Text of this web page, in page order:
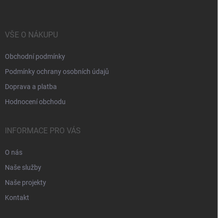
VŠE O NÁKUPU
Obchodní podmínky
Podmínky ochrany osobních údajů
Doprava a platba
Hodnocení obchodu
INFORMACE PRO VÁS
O nás
Naše služby
Naše projekty
Kontakt